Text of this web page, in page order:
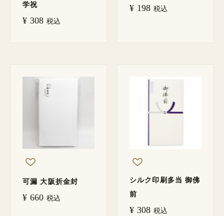
学祝
¥ 308 税込
¥ 198 税込
可漏 大阪折金封
¥ 660 税込
シルク印刷多当 御佛
前
¥ 308 税込